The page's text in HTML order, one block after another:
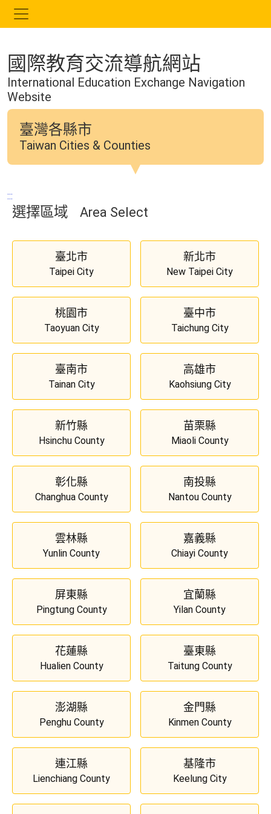
容
國際教育交流導航網站
International Education Exchange Navigation
Website
臺灣各縣市
Taiwan Cities & Counties
:::
選擇區域 Area Select
臺北市
Taipei City
新北市
New Taipei City
桃園市
Taoyuan City
臺中市
Taichung City
臺南市
Tainan City
高雄市
Kaohsiung City
新竹縣
Hsinchu County
苗栗縣
Miaoli County
彰化縣
Changhua County
南投縣
Nantou County
雲林縣
Yunlin County
嘉義縣
Chiayi County
屏東縣
Pingtung County
宜蘭縣
Yilan County
花蓮縣
Hualien County
臺東縣
Taitung County
澎湖縣
Penghu County
金門縣
Kinmen County
連江縣
Lienchiang County
基隆市
Keelung City